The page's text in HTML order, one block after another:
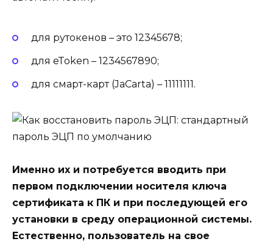
для рутокенов – это 12345678;
для eToken – 1234567890;
для смарт-карт (JaCarta) – 11111111.
Именно их и потребуется вводить при
первом подключении носителя ключа
сертификата к ПК и при последующей его
установки в среду операционной системы.
Естественно, пользователь на свое